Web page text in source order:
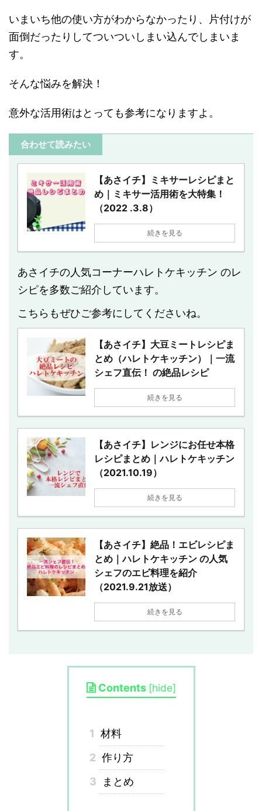
いまいち他の使い方がわからなかったり、片付けが
面倒だったりしてついついしまい込んでしまいま
す。
そんな悩みを解決！
意外な活用術はとっても参考になりますよ。
合わせて読みたい
【あさイチ】ミキサーレシピまと
め｜ミキサー活用術を大特集！
（2022 .3.8）
続きを見る
あさイチの人気コーナーハレトケキッチン のレ
シピを多数ご紹介しています。
こちらもぜひご参考にしてくださいね。
【あさイチ】大豆ミートレシピま
とめ（ハレトケキッチン）｜一流
シェフ直伝！ の絶品レシピ
続きを見る
【あさイチ】レンジにお任せ本格
レシピまとめ｜ハレトケキッチン
（2021.10.19）
続きを見る
【あさイチ】絶品！エビレシピま
とめ｜ハレトケキッチン の人気
シェフのエビ料理を紹介
（2021.9.21放送）
続きを見る
Contents [hide]
1 材料
2 作り方
3
まとめ